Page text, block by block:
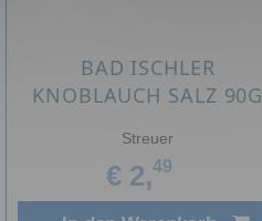
BAD ISCHLER
KNOBLAUCH SALZ 90G
Streuer
€ 2,49